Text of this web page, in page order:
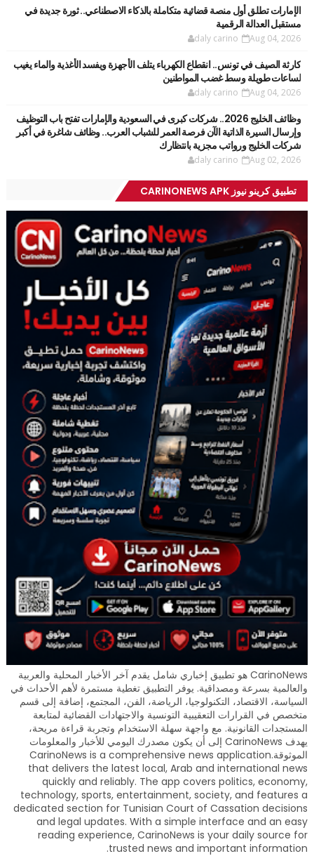
الإمارات تطلق أول منصة قضائية متكاملة بالذكاء الاصطناعي.. ثورة جديدة في
مستقبل العدالة الرقمية
daly carino Aug 04, 2026
كارثة الصيف في تونس.. انقطاع الكهرباء يتلف الأجهزة ويفسد الأغذية والماء يغيب
لساعات طويلة وسط غضب المواطنين
daly carino Aug 04, 2026
وظائف الخليج 2026.. شركات كبرى في السعودية والإمارات تفتح باب التوظيف
وإرسال السيرة الذاتية الآن فرصة العمر للشباب العرب.. وظائف شاغرة في أكبر
شركات الخليج ورواتب مجزية بانتظارك
daly carino Aug 02, 2026
تطبيق كرينو نيوز CARINONEWS APK
CarinoNews هو تطبيق إخباري شامل يقدم آخر الأخبار المحلية والعربية
والعالمية بسرعة ومصداقية. يوفر التطبيق تغطية مستمرة لأهم الأحداث في
السياسة، الاقتصاد، التكنولوجيا، الرياضة، الفن، المجتمع، إضافة إلى قسم
متخصص في القرارات التعقيبية التونسية والاجتهادات القضائية لمتابعة
المستجدات القانونية. مع واجهة سهلة الاستخدام وتجربة قراءة مريحة،
يهدف CarinoNews إلى أن يكون مصدرك اليومي للأخبار والمعلومات
الموثوقة.CarinoNews is a comprehensive news application
that delivers the latest local, Arab and international news
quickly and reliably. The app covers politics, economy,
technology, sports, entertainment, society, and features a
dedicated section for Tunisian Court of Cassation decisions
and legal updates. With a simple interface and an easy
reading experience, CarinoNews is your daily source for
trusted news and important information.